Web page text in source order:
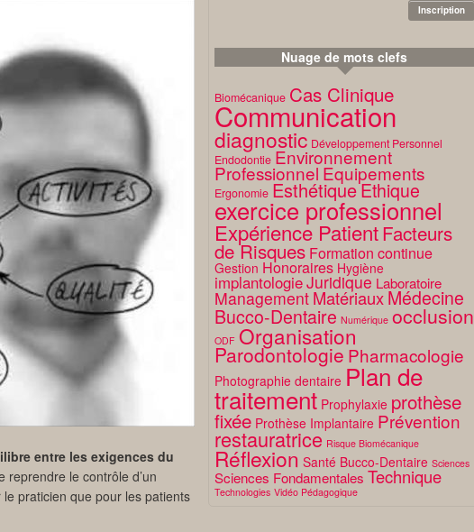
entre les exigences du
reprendre le contrôle d’un
praticien que pour les patients
Nuage de mots clefs
Biomécanique Cas Clinique
Communication
diagnostic Développement Personnel
Endodontie Environnement
Professionnel Equipements
Ergonomie EsthétiqueEthique
exercice professionnel
Expérience PatientFacteurs
de Risques Formation continue
Gestion Honoraires Hygiène
implantologieJuridique Laboratoire
Management Matériaux Médecine
Bucco-Dentaire Numérique occlusion
ODF Organisation
Parodontologie Pharmacologie
Photographie dentaire Plan de
traitement Prophylaxie prothèse
fixée Prothèse Implantaire Prévention
restauratrice Risque Biomécanique
Réflexion Santé Bucco-Dentaire Sciences
Sciences Fondamentales Technique
Technologies Vidéo Pédagogique